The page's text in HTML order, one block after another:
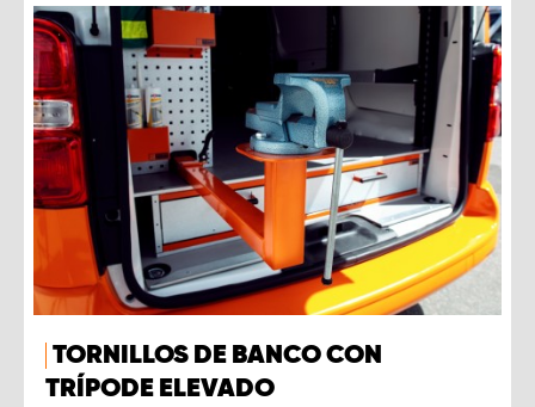
TORNILLOS DE BANCO CON
TRÍPODE ELEVADO